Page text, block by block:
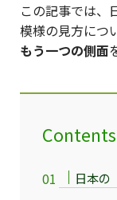
この記事では、
模様の見方につ
もう一つの側面
Contents
日本の